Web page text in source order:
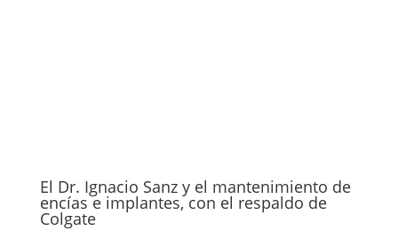
El Dr. Ignacio Sanz y el mantenimiento de
encías e implantes, con el respaldo de
Colgate